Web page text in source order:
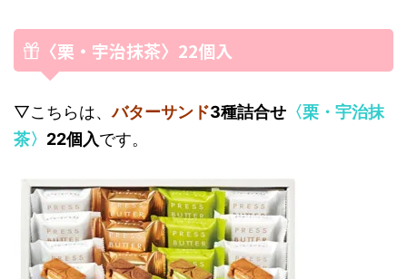
〈栗・宇治抹茶〉22個入
▽こちらは、バターサンド3種詰合せ 〈栗・宇治抹
茶〉 22個入です。